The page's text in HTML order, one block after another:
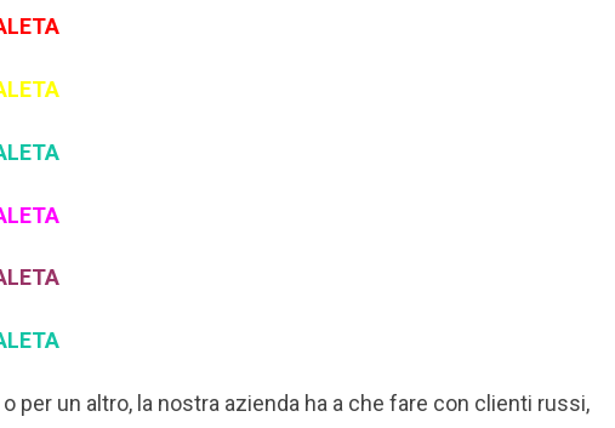
per un altro, la nostra azienda ha a che fare con clienti russi,